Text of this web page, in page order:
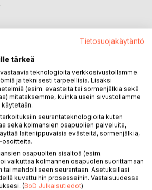
Uskin ja hänen perheensä elämästä
lähetystyössä
aikana vuosina 1970-90, toki
vuosikymmeniltä.
ja -makuinen kuvaus lähetystyöstä
kuusihenkisen perheen arjessa.
Tietosuojakäytäntö
tärkeä
teknologioita verkkosivustollamme.
ja teknisesti tarpeellisia. Lisäksi
(esim. evästeitä tai sormenjälkiä sekä
mitataksemme, kuinka usein sivustollamme
seurantateknologioita kuten
sekä kolmansien osapuolien palveluita,
laiteriippuvaisia evästeitä, sormenjälkiä,
osoitteita.
osapuolten sisältöä (esim.
vaikuttaa kolmannen osapuolen suorittamaan
mahdolliseen seurantaan. Asetuksillasi
kuvattuihin prosesseihin. Vastaisuudessa
(BoD Julkaisutiedot)